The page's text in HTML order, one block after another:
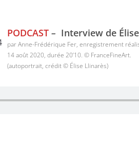
PODCAST– Interview de
par Anne-Frédérique Fer, enregistrement
14 août 2020, durée 20’10. © FranceFineArt.
(autoportrait, crédit © Élise Llinarès)